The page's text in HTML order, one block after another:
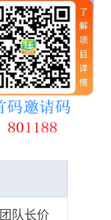
团队长价